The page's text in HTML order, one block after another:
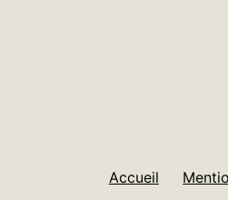
Accueil